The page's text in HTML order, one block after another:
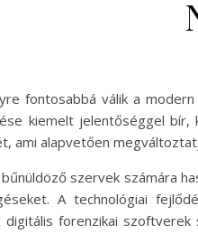
fontosabbá válik a
kiemelt jelentőséggel
ami alapvetően
szervek számára
A technológiai
digitális forenzikai